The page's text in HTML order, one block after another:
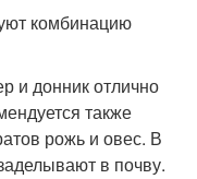
комбинацию
и донник отлично
также
рожь и овес. В
в почву.